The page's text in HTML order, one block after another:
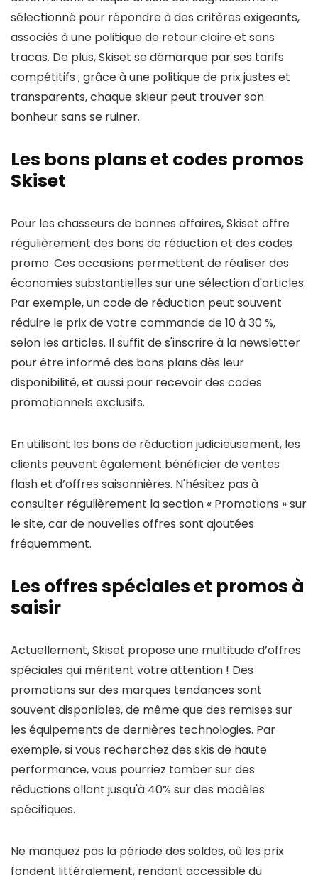
sélectionné pour répondre à des critères exigeants,
associés à une politique de retour claire et sans
tracas. De plus, Skiset se démarque par ses tarifs
compétitifs ; grâce à une politique de prix justes et
transparents, chaque skieur peut trouver son
bonheur sans se ruiner.
Les bons plans et codes promos
Skiset
Pour les chasseurs de bonnes affaires, Skiset offre
régulièrement des bons de réduction et des codes
promo. Ces occasions permettent de réaliser des
économies substantielles sur une sélection d'articles.
Par exemple, un code de réduction peut souvent
réduire le prix de votre commande de 10 à 30 %,
selon les articles. Il suffit de s'inscrire à la newsletter
pour être informé des bons plans dès leur
disponibilité, et aussi pour recevoir des codes
promotionnels exclusifs.
En utilisant les bons de réduction judicieusement, les
clients peuvent également bénéficier de ventes
flash et d’offres saisonnières. N'hésitez pas à
consulter régulièrement la section « Promotions » sur
le site, car de nouvelles offres sont ajoutées
fréquemment.
Les offres spéciales et promos à
saisir
Actuellement, Skiset propose une multitude d’offres
spéciales qui méritent votre attention ! Des
promotions sur des marques tendances sont
souvent disponibles, de même que des remises sur
les équipements de dernières technologies. Par
exemple, si vous recherchez des skis de haute
performance, vous pourriez tomber sur des
réductions allant jusqu'à 40% sur des modèles
spécifiques.
Ne manquez pas la période des soldes, où les prix
fondent littéralement, rendant accessible du